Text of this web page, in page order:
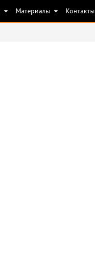
Материалы Контакты